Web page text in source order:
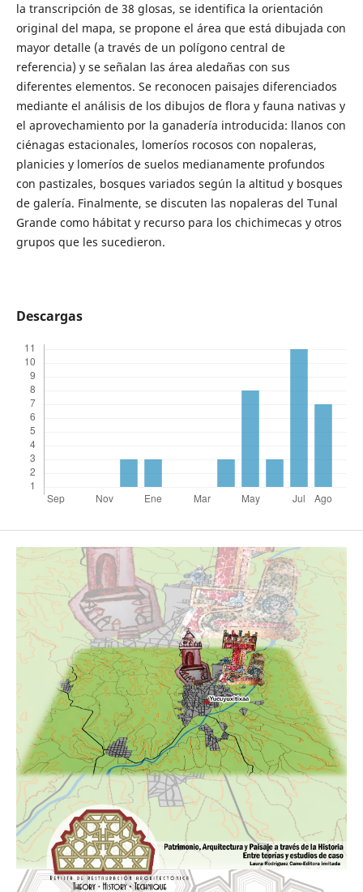
la transcripción de 38 glosas, se identifica la orientación
original del mapa, se propone el área que está dibujada con
mayor detalle (a través de un polígono central de
referencia) y se señalan las área aledañas con sus
diferentes elementos. Se reconocen paisajes diferenciados
mediante el análisis de los dibujos de flora y fauna nativas y
el aprovechamiento por la ganadería introducida: llanos con
ciénagas estacionales, lomeríos rocosos con nopaleras,
planicies y lomeríos de suelos medianamente profundos
con pastizales, bosques variados según la altitud y bosques
de galería. Finalmente, se discuten las nopaleras del Tunal
Grande como hábitat y recurso para los chichimecas y otros
grupos que les sucedieron.
Descargas